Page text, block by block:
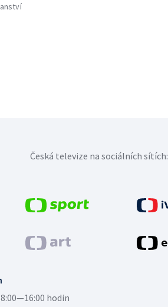
8:00—16:00 hodin
Česká televize na sociálních sítích: